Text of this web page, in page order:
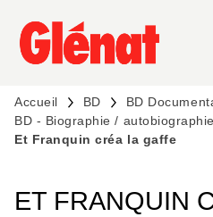
MENU RECHERCHE
PIED DE PAGE
Accueil BD
BD
BD - Biographie / autobiographie
Et Franquin créa la gaffe
ET FRANQUIN